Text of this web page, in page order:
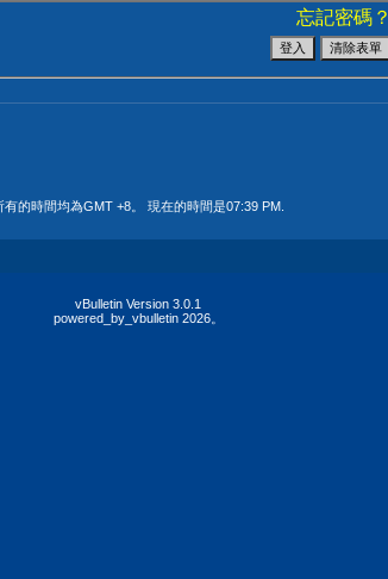
忘記密碼？
有的時間均為GMT +8。 現在的時間是07:39 PM
vBulletin Version 3.0.1
powered_by_vbulletin 2026。